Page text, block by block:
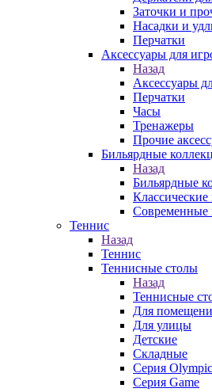
Заточки и
Насадки и
Перчатки
Аксессуары для
Назад
Аксессуары
Перчатки
Часы
Тренажеры
Прочие
Бильярдные
Назад
Бильярдные
Классические
Современные
Теннис
Назад
Теннис
Теннисные столы
Назад
Теннисные
Для
Для улицы
Детские
Складные
Серия Olympic
Серия Game